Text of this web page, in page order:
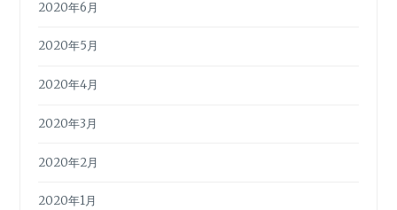
2020年6月
2020年5月
2020年4月
2020年3月
2020年2月
2020年1月